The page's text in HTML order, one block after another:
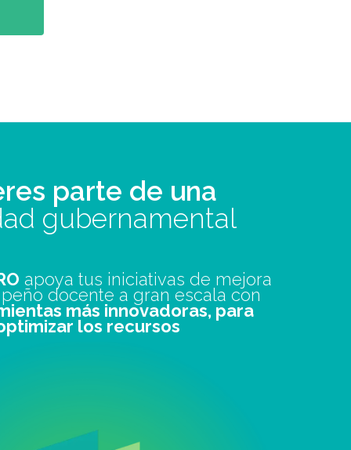
parte de una
gubernamental
apoya tus iniciativas de mejora
docente a gran escala con
más innovadoras, para
los recursos